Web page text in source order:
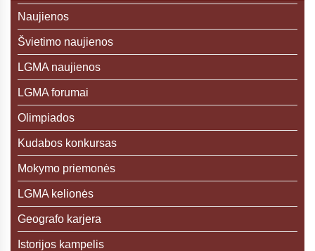
Naujienos
Švietimo naujienos
LGMA naujienos
LGMA forumai
Olimpiados
Kudabos konkursas
Mokymo priemonės
LGMA kelionės
Geografo karjera
Istorijos kampelis